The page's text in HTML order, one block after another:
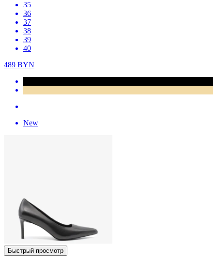
35
36
37
38
39
40
489 BYN
New
Быстрый просмотр